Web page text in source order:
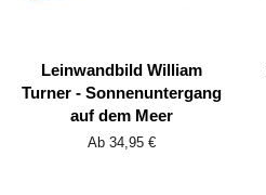
Leinwandbild William
Turner - Sonnenuntergang
auf dem Meer
Ab 34,95 €